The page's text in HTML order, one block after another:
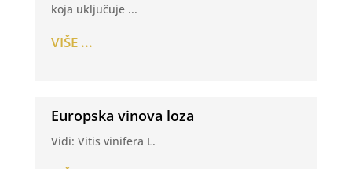
koja uključuje ...
VIŠE ...
Europska vinova loza
Vidi: Vitis vinifera L.